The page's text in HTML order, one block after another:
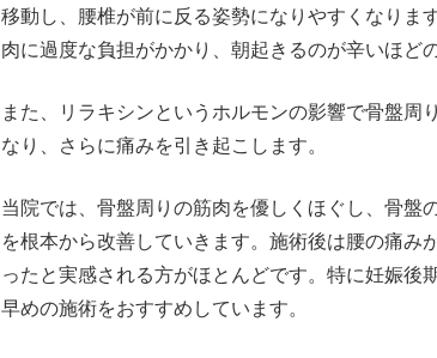
移動し、腰椎が前に反る姿勢になりやすくなりま
肉に過度な負担がかかり、朝起きるのが辛いほど
また、リラキシンというホルモンの影響で骨盤周
なり、さらに痛みを引き起こします。
当院では、骨盤周りの筋肉を優しくほぐし、骨盤
を根本から改善していきます。施術後は腰の痛み
ったと実感される方がほとんどです。特に妊娠後
早めの施術をおすすめしています。